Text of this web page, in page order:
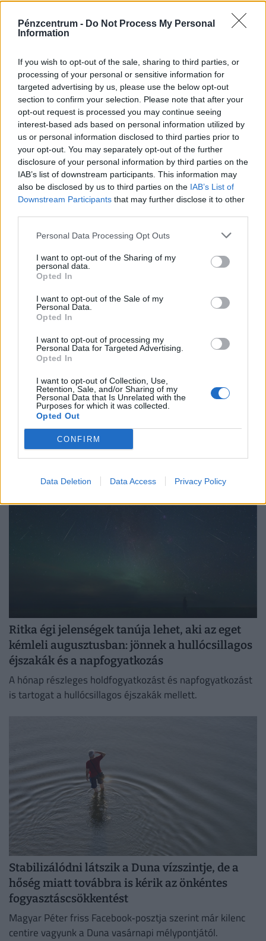
Pénzcentrum - Do Not Process My Personal
Information
If you wish to opt-out of the sale, sharing to third parties, or
processing of your personal or sensitive information for
targeted advertising by us, please use the below opt-out
section to confirm your selection. Please note that after your
opt-out request is processed you may continue seeing
interest-based ads based on personal information utilized by
us or personal information disclosed to third parties prior to
your opt-out. You may separately opt-out of the further
disclosure of your personal information by third parties on the
IAB’s list of downstream participants. This information may
also be disclosed by us to third parties on the IAB’s List of
Downstream Participants that may further disclose it to other
Personal Data Processing Opt Outs
I want to opt-out of the Sharing of my
personal data.
Opted In
I want to opt-out of the Sale of my
Personal Data.
Opted In
I want to opt-out of processing my
Personal Data for Targeted Advertising.
Opted In
I want to opt-out of Collection, Use,
Retention, Sale, and/or Sharing of my
Personal Data that Is Unrelated with the
Purposes for which it was collected.
Opted Out
CONFIRM
Data Deletion Data Access Privacy Policy
Rendkívüli korlátozást vezettek be
Magyarországon: az ország 90 százalékán
azonnal betiltották ezt a kerti tevékenységet
A rendkívüli, az ország 90 százalékát érintő aszály miatt
a kormány vízkorlátozásokat vezetett be az
ivóvízhálózaton a folyamatos lakossági ellátás
Kettészakadt a magyar albérletpiac: elképesztő
roham indult ezekben a városokban, alig
maradt kiadó lakás
A ponthatárok kihirdetése után beinduló albérletpiaci
főszezon idén jóval visszafogottabban rajtolt,
Ritka égi jelenségek tanúja lehet, aki az eget
kémleli augusztusban: jönnek a hullócsillagos
éjszakák és a napfogyatkozás
A hónap részleges holdfogyatkozást és napfogyatkozást
is tartogat a hullócsillagos éjszakák mellett.
Stabilizálódni látszik a Duna vízszintje, de a
hőség miatt továbbra is kérik az önkéntes
fogyasztáscsökkentést
Magyar Péter friss Facebook‑posztja szerint már kilenc
centire vagyunk a Duna vasárnapi mélypontjától.